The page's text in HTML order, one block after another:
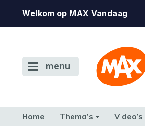
Welkom op MAX Vandaag
menu
Home Thema’s Video’s